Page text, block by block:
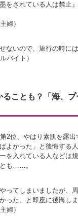
をされている人は禁止
婦）
ないので、旅行の時に
バイト）
ことも？「海、プ
2位、やはり素肌を露
よかった」と後悔する
を入れている人などは
も……。
ってしまいましたが、
った、と即座に後悔しま
婦）